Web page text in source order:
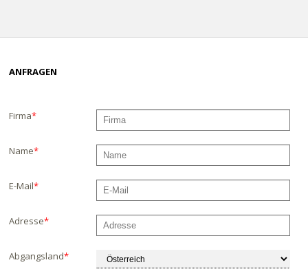
ANFRAGEN
Firma*
Name*
E-Mail*
Adresse*
Abgangsland*